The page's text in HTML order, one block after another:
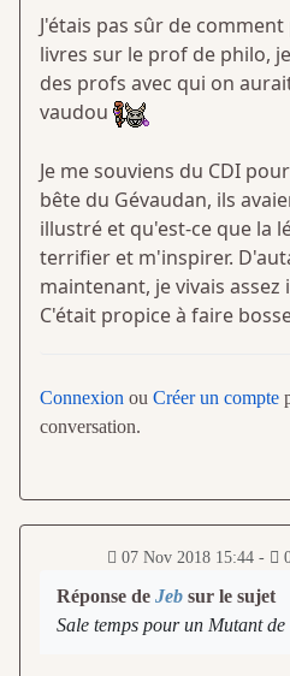
J'étais pas sûr de
livres sur le prof de philo,
des profs avec qui on
vaudou
Je me souviens du CDI
bête du Gévaudan, ils
illustré et qu'est-ce que la
terrifier et m'inspirer.
maintenant, je vivais
C'était propice à faire
Connexion ou Créer un compte
conversation.
07 Nov 2018 15:44 -
Réponse de Jeb sur le sujet
Sale temps pour un Mutant